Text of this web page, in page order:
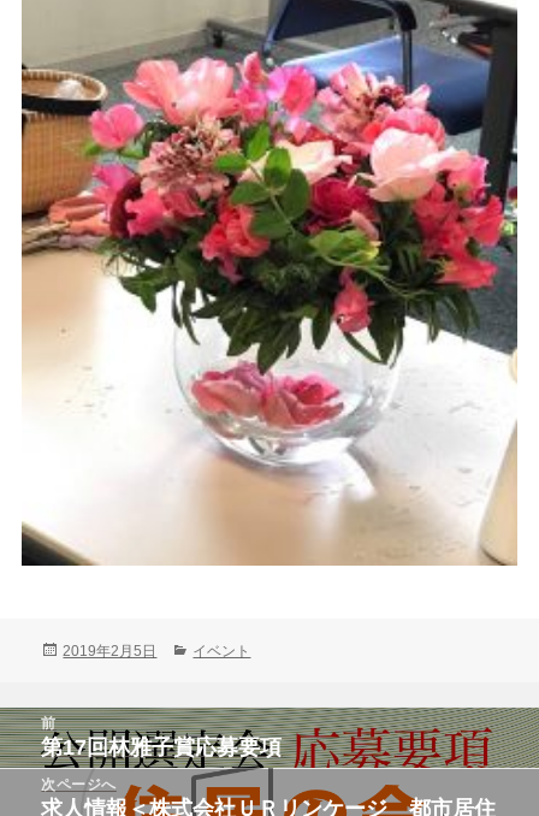
投
2019年2月5日
カ
リ
ー
イベント
投
稿
ナ
ビ
前
前
の
投
第17回林雅子賞応募要項
次ページへ
次
求人情報＜株式会社ＵＲリンケージ 都市居住